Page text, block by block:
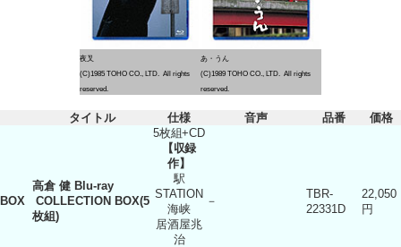
夜叉
(C)1985 TOHO CO., LTD. All rights
reserved.
あ・うん
(C)1989 TOHO CO., LTD. All rights
reserved.
タイトル 仕様 音声 品番 価格
BOX
高倉 健 Blu-ray
COLLECTION BOX(5
枚組)
5枚組+CD
【収録
作】
駅
STATION
海峡
居酒屋兆
治
－
TBR-
22331D
22,050
円